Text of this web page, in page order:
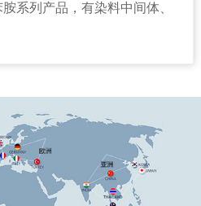
系列产品，有染料中间体、